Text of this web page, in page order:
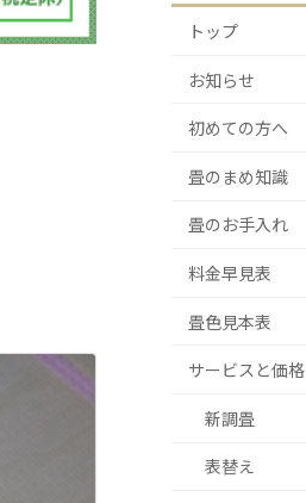
トップ
お知らせ
初めての方へ
畳のまめ知識
畳のお手入れ
料金早見表
畳色見本表
サービスと価格
新調畳
表替え